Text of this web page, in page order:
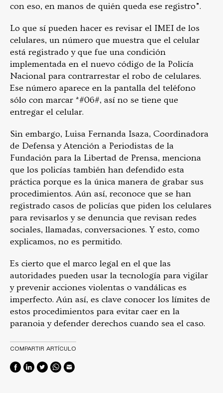
con eso, en manos de quién queda ese registro”.
Lo que sí pueden hacer es revisar el IMEI de los
celulares, un número que muestra que el celular
está registrado y que fue una condición
implementada en el nuevo código de la Policía
Nacional para contrarrestar el robo de celulares.
Ese número aparece en la pantalla del teléfono
sólo con marcar *#06#, así no se tiene que
entregar el celular.
Sin embargo, Luisa Fernanda Isaza, Coordinadora
de Defensa y Atención a Periodistas de la
Fundación para la Libertad de Prensa, menciona
que los policías también han defendido esta
práctica porque es la única manera de grabar sus
procedimientos. Aún así, reconoce que se han
registrado casos de policías que piden los celulares
para revisarlos y se denuncia que revisan redes
sociales, llamadas, conversaciones. Y esto, como
explicamos, no es permitido.
Es cierto que el marco legal en el que las
autoridades pueden usar la tecnología para vigilar
y prevenir acciones violentas o vandálicas es
imperfecto. Aún así, es clave conocer los límites de
estos procedimientos para evitar caer en la
paranoia y defender derechos cuando sea el caso.
COMPARTIR ARTÍCULO